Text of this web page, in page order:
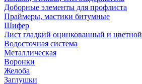
Доборные элементы для профлиста
Праймеры, мастики битумные
Шифер
Лист гладкий оцинкованный и цветной
Водосточная система
Металлическая
Воронки
Желоба
Заглушки